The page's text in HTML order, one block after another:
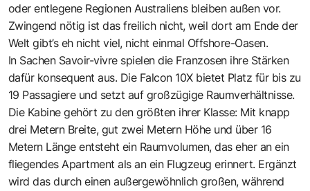
oder entlegene Regionen Australiens bleiben außen vor.
Zwingend nötig ist das freilich nicht, weil dort am Ende der
Welt gibt’s eh nicht viel, nicht einmal Offshore-Oasen.
In Sachen Savoir-vivre spielen die Franzosen ihre Stärken
dafür konsequent aus. Die Falcon 10X bietet Platz für bis zu
19 Passagiere und setzt auf großzügige Raumverhältnisse.
Die Kabine gehört zu den größten ihrer Klasse: Mit knapp
drei Metern Breite, gut zwei Metern Höhe und über 16
Metern Länge entsteht ein Raumvolumen, das eher an ein
fliegendes Apartment als an ein Flugzeug erinnert. Ergänzt
wird das durch einen außergewöhnlich großen, während